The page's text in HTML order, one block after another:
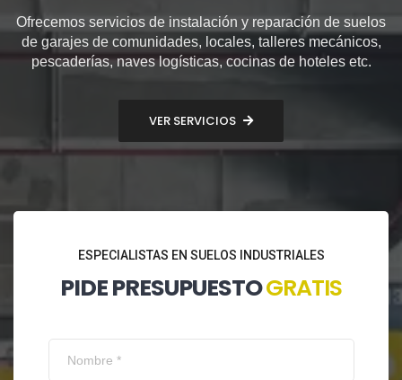
Ofrecemos servicios de instalación y reparación de suelos
de garajes de comunidades, locales, talleres mecánicos,
pescaderías, naves logísticas, cocinas de hoteles etc.
VER SERVICIOS
ESPECIALISTAS EN SUELOS INDUSTRIALES
PIDE PRESUPUESTOGRATIS